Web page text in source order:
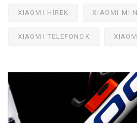
XIAOMI HÍREK XIAOMI MI
XIAOMI TELEFONOK